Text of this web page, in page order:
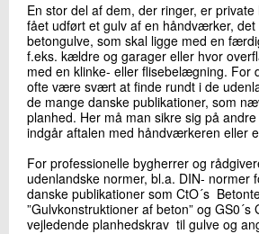
Jeg er din kontaktperson
Anita Guldbæk Rasmussen
Centersekretær
Beton
+45 72 20 22 27
Send e-mail
Skriv til mig
03.Betyder manglende planhed
brug af gulvet?
04.Planhed er et vigtigt
kategorier
05.Fuger er ofte overset
06.Hvad gør man?
07.Hvordan opnås et plant gulv?
08. Hvor finder man noget
10.Udstyr til kontrol af planhed
En stor del af dem, der ringer, er
fået udført et gulv af en håndværker,
betongulve, som skal ligge med en
f.eks. kældre og garager eller hvor
med en klinke- eller flisebelægning. For
ofte være svært at finde rundt i de
de mange danske publikationer, som
planhed. Her må man sikre sig på
indgår aftalen med håndværkeren eller
For professionelle bygherrer og
udenlandske normer, bl.a. DIN- normer
danske publikationer som CtO´s
”Gulvkonstruktioner af beton” og
vejledende planhedskrav til gulve og